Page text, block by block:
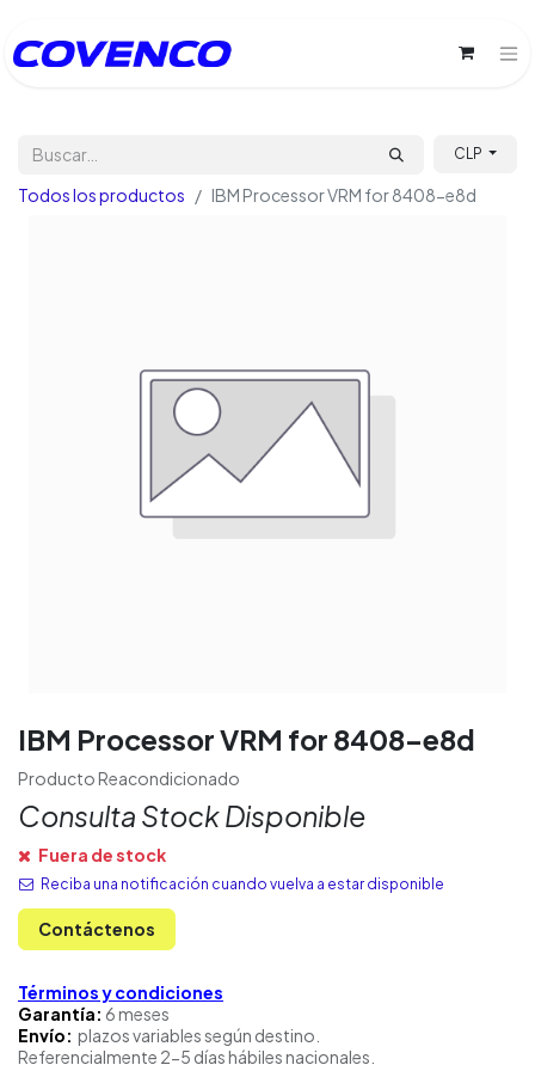
CLP
Todos los productos IBM Processor VRM for 8408-e8d
IBM Processor VRM for 8408-e8d
Producto Reacondicionado
Consulta Stock Disponible
Fuera de stock
Reciba una notificación cuando vuelva a estar disponible
Contáctenos
Términos y condiciones
Garantía: 6 meses
Envío: plazos variables según destino.
Referencialmente 2-5 días hábiles nacionales.